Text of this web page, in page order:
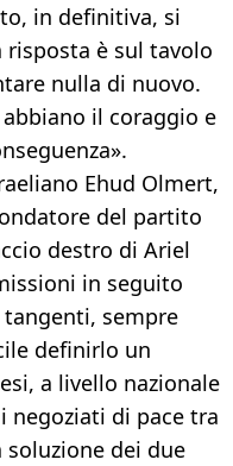
in definitiva, si
risposta è sul tavolo
nulla di nuovo.
il coraggio e
Ehud Olmert,
del partito
destro di Ariel
in seguito
tangenti, sempre
definirlo un
a livello nazionale
negoziati di pace tra
dei due